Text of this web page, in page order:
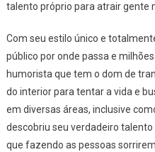
talento próprio para atrair gente
Com seu estilo único e
público por onde passa e
humorista que tem o dom de
do interior para tentar a vida e
em diversas áreas, inclusive
descobriu seu verdadeiro
que fazendo as pessoas